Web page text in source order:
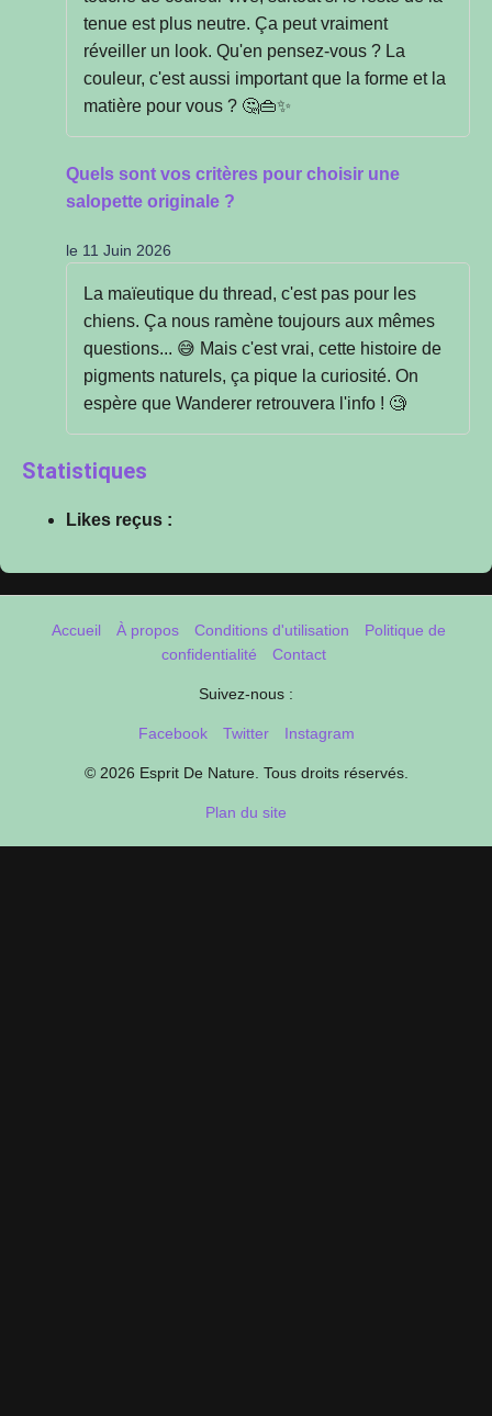
tenue est plus neutre. Ça peut vraiment
réveiller un look. Qu'en pensez-vous ? La
couleur, c'est aussi important que la forme et la
matière pour vous ? 🤔👜✨
Quels sont vos critères pour choisir une
salopette originale ?
le 11 Juin 2026
La maïeutique du thread, c'est pas pour les
chiens. Ça nous ramène toujours aux mêmes
questions... 😅 Mais c'est vrai, cette histoire de
pigments naturels, ça pique la curiosité. On
espère que Wanderer retrouvera l'info ! 🧐
Statistiques
Likes reçus :
Accueil À propos Conditions d'utilisation
Politique de
confidentialité
Contact
Suivez-nous :
Facebook Twitter Instagram
© 2026 Esprit De Nature. Tous droits réservés.
Plan du site